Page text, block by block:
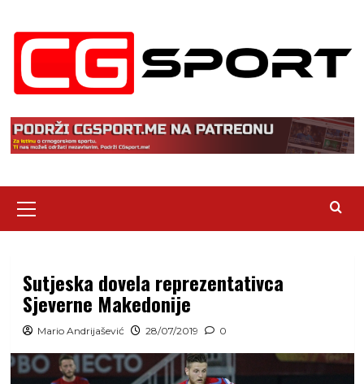
content
Menu
Sutjeska dovela reprezentativca
Sjeverne Makedonije
Mario Andrijašević 28/07/2019 0